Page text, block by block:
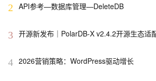
2 API参考—数据库管理—DeleteDB
3 开源新发布｜PolarDB-X v2.4.2开源生态适
4 2026营销策略：WordPress驱动增长